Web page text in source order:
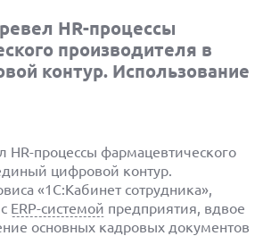
HR-процессы
производителя в
контур. Использование
HR-процессы фармацевтического
цифровой контур.
«1С:Кабинет сотрудника»,
ERP-системой предприятия, вдвое
основных кадровых документов